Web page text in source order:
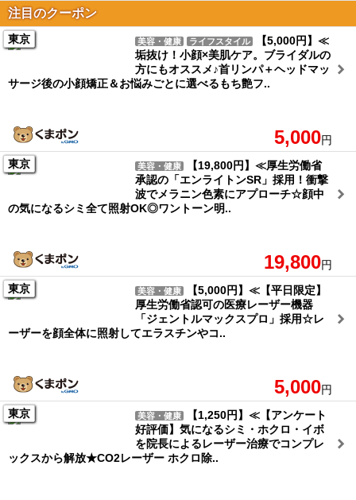
注目のクーポン
東京 美容・健康 ライフスタイル
【5,000円】≪
垢抜け！小顔×美肌ケア。ブライダルの
方にもオススメ♪首リンパ＋ヘッドマッ
サージ後の小顔矯正＆お悩みごとに選べるもち艶フ..
5,000円
東京
美容・健康
【19,800円】≪厚生労働省
承認の「エンライトンSR」採用！衝撃
波でメラニン色素にアプローチ☆顔中
の気になるシミ全て照射OK◎ワントーン明..
19,800円
東京
美容・健康
【5,000円】≪【平日限定】
厚生労働省認可の医療レーザー機器
「ジェントルマックスプロ」採用☆レ
ーザーを顔全体に照射してエラスチンやコ..
5,000円
東京
美容・健康
【1,250円】≪【アンケート
好評価】気になるシミ・ホクロ・イボ
を院長によるレーザー治療でコンプレ
ックスから解放★CO2レーザー ホクロ除..